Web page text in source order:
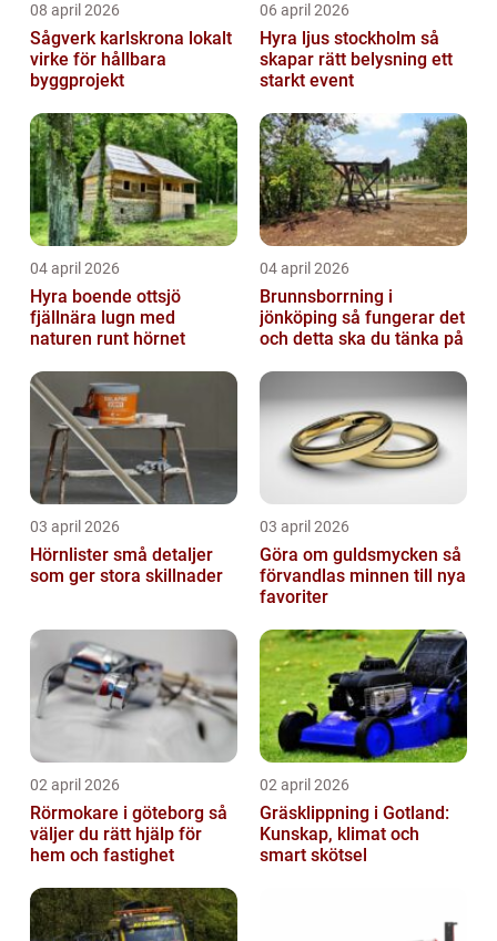
08 april 2026
Sågverk karlskrona lokalt
virke för hållbara
byggprojekt
06 april 2026
Hyra ljus stockholm så
skapar rätt belysning ett
starkt event
04 april 2026
Hyra boende ottsjö
fjällnära lugn med
naturen runt hörnet
04 april 2026
Brunnsborrning i
jönköping så fungerar det
och detta ska du tänka på
03 april 2026
Hörnlister små detaljer
som ger stora skillnader
03 april 2026
Göra om guldsmycken så
förvandlas minnen till nya
favoriter
02 april 2026
Rörmokare i göteborg så
väljer du rätt hjälp för
hem och fastighet
02 april 2026
Gräsklippning i Gotland:
Kunskap, klimat och
smart skötsel